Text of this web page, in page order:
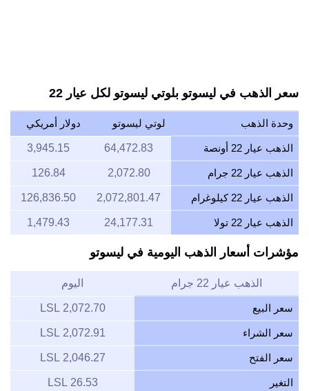
سعر الذهب في ليسوتو بلوتي ليسوتو لكل عيار 22
وحدة الذهب لوتي ليسوتو دولار أمريكي
الذهب عيار 22 أونصة 64,472.83
3,945.15
الذهب عيار 22 جرام 2,072.80
126.84
الذهب عيار 22 كيلوغرام 2,072,801.47
126,836.50
الذهب عيار 22 تولا 24,177.31
1,479.43
مؤشرات أسعار الذهب اليومية في ليسوتو
الذهب عيار 22 جرام اليوم
سعر البيع 2,072.70 LSL
سعر الشراء 2,072.91 LSL
سعر الفتح 2,046.27 LSL
التغير 26.53 LSL